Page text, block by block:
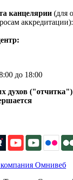
канцелярии (для
аккредитации):
до 18:00
духов
компания Омнивеб